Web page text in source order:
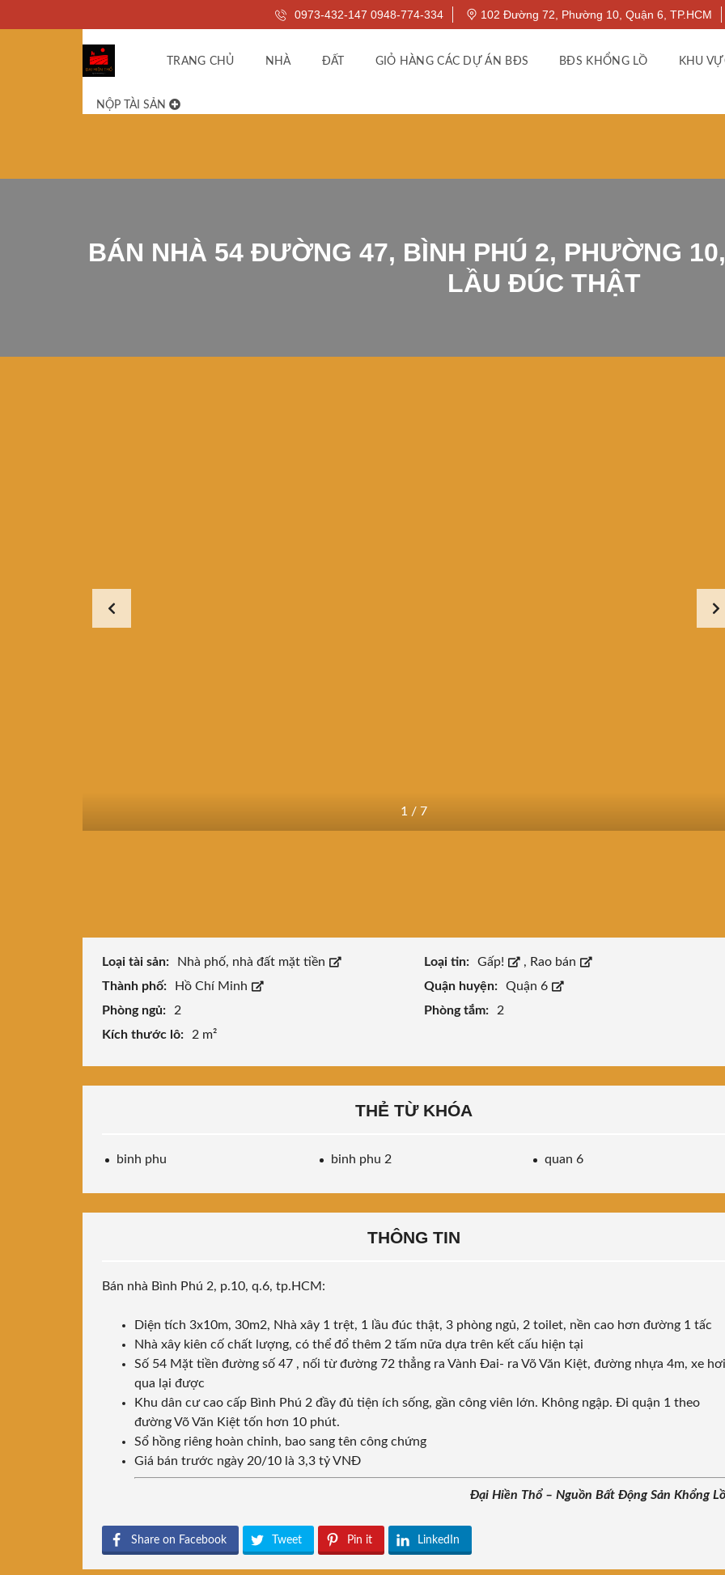
0973-432-147 0948-774-334 102 Đường 72, Phường 10, Quận 6, TP.HCM
TRANG CHỦ NHÀ ĐẤT GIỎ HÀNG CÁC DỰ ÁN BĐS BĐS KHỔNG LỒ KHU
NỘP TÀI SẢN
BÁN NHÀ 54 ĐƯỜNG 47, BÌNH PHÚ 2, PHƯỜNG
LẦU ĐÚC THẬT
1 / 7
Loại tài sản: Nhà phố, nhà đất mặt tiền Loại tin: Gấp! , Rao bán
Thành phố:
Hồ Chí Minh Quận huyện:
Quận 6
Phòng ngủ:
2 Phòng tắm:
2
Kích thước lô:
2 m²
THẺ TỪ KHÓA
binh phu binh phu 2 quan 6
THÔNG TIN
Bán nhà Bình Phú 2, p.10, q.6, tp.HCM:
Diện tích 3x10m, 30m2, Nhà xây 1 trệt, 1 lầu đúc thật, 3 phòng ngủ, 2 toilet, nền cao hơn đường 1 tấc
Nhà xây kiên cố chất lượng, có thể đổ thêm 2 tấm nữa dựa trên kết cấu hiện tại
Số 54 Mặt tiền đường số 47 , nối từ đường 72 thẳng ra Vành Đai- ra Võ Văn Kiệt, đường nhựa 4m, xe hơi
qua lại được
Khu dân cư cao cấp Bình Phú 2 đầy đủ tiện ích sống, gần công viên lớn. Không ngập. Đi quận 1 theo
đường Võ Văn Kiệt tốn hơn 10 phút.
Sổ hồng riêng hoàn chỉnh, bao sang tên công chứng
Giá bán trước ngày 20/10 là 3,3 tỷ VNĐ
Đại Hiền Thổ – Nguồn Bất Động Sản Khổng Lồ
Share on Facebook Tweet Pin it LinkedIn